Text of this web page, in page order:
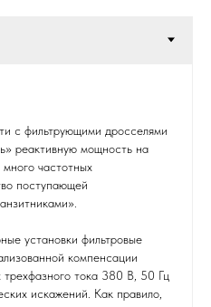
с фильтрующими дросселями
реактивную мощность на
много частотных
поступающей
установки фильтровые
компенсации
тока 380 В, 50 Гц
искажений. Как правило,